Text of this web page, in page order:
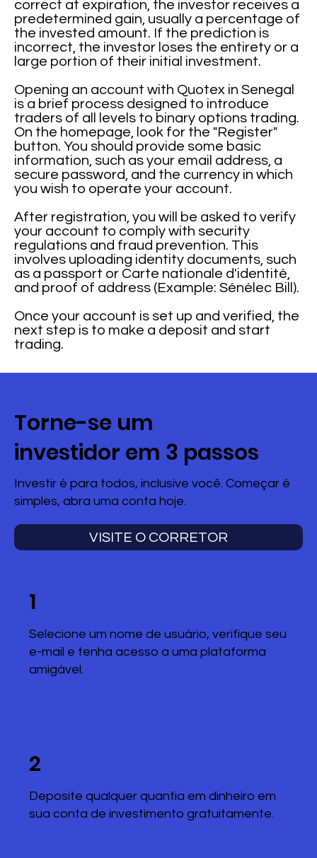
correct at expiration, the investor receives a
predetermined gain, usually a percentage of
the invested amount. If the prediction is
incorrect, the investor loses the entirety or a
large portion of their initial investment.
Opening an account with Quotex in Senegal
is a brief process designed to introduce
traders of all levels to binary options trading.
On the homepage, look for the "Register"
button. You should provide some basic
information, such as your email address, a
secure password, and the currency in which
you wish to operate your account.
After registration, you will be asked to verify
your account to comply with security
regulations and fraud prevention. This
involves uploading identity documents, such
as a passport or Carte nationale d'identité,
and proof of address (Example: Sénélec Bill).
Once your account is set up and verified, the
next step is to make a deposit and start
trading.
Torne-se um
investidor em 3 passos
Investir é para todos, inclusive você. Começar é
simples, abra uma conta hoje.
VISITE O CORRETOR
1
Selecione um nome de usuário, verifique seu
e-mail e tenha acesso a uma plataforma
amigável.
2
Deposite qualquer quantia em dinheiro em
sua conta de investimento gratuitamente.